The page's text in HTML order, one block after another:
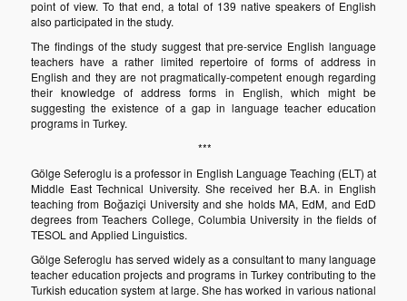
point of view. To that end, a total of 139 native speakers of English
also participated in the study.
The findings of the study suggest that pre-service English language
teachers have a rather limited repertoire of forms of address in
English and they are not pragmatically-competent enough regarding
their knowledge of address forms in English, which might be
suggesting the existence of a gap in language teacher education
programs in Turkey.
***
Gölge Seferoglu is a professor in English Language Teaching (ELT) at
Middle East Technical University. She received her B.A. in English
teaching from Boğaziçi University and she holds MA, EdM, and EdD
degrees from Teachers College, Columbia University in the fields of
TESOL and Applied Linguistics.
Gölge Seferoglu has served widely as a consultant to many language
teacher education projects and programs in Turkey contributing to the
Turkish education system at large. She has worked in various national